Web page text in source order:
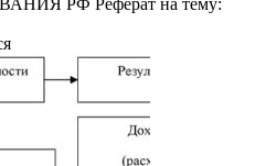
РФ Реферат на тему: